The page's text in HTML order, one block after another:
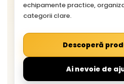
echipamente practice,
categorii clare.
Descoperă
Ai nevoie de